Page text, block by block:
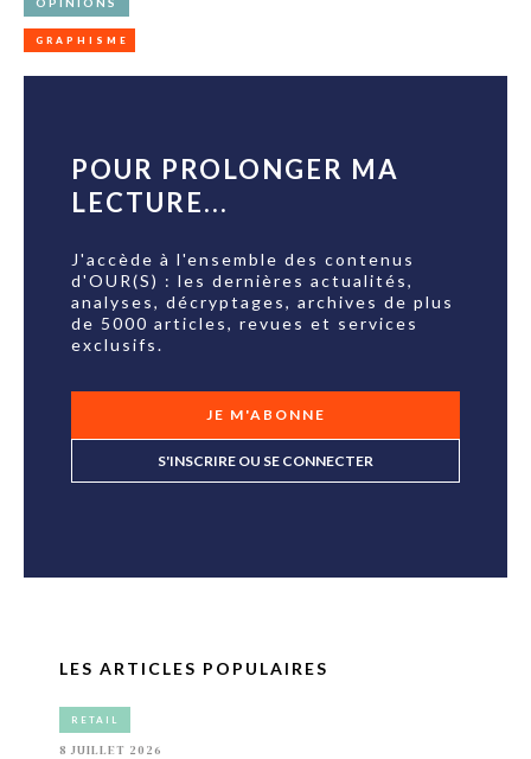
GRAPHISME
POUR PROLONGER MA
LECTURE...
J'accède à l'ensemble des contenus
d'OUR(S) : les dernières actualités,
analyses, décryptages, archives de plus
de 5000 articles, revues et services
exclusifs.
JE M'ABONNE
S'INSCRIRE OU SE CONNECTER
LES ARTICLES POPULAIRES
RETAIL
8 JUILLET 2026